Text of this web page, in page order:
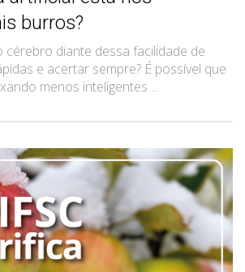
burros?
cérebro diante dessa facilidade de
e acertar sempre? É possível que
menos inteligentes ...